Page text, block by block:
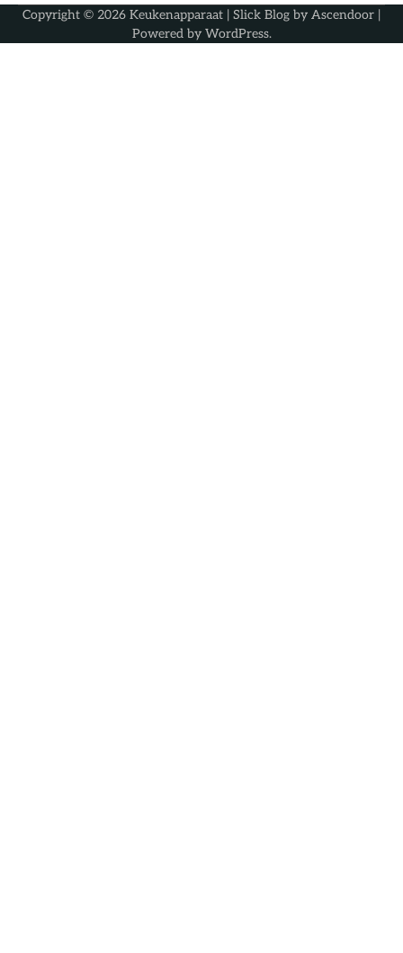
Copyright © 2026 Keukenapparaat | Slick Blog by Ascendoor |
Powered by WordPress.